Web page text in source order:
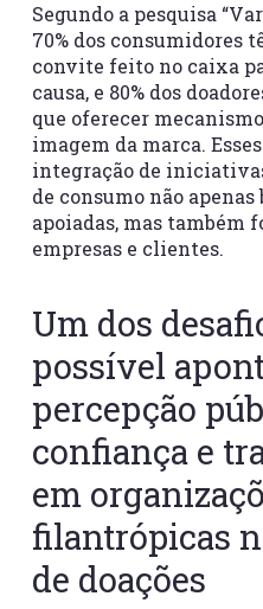
Segundo a pesquisa
70% dos consumidores
convite feito no caixa
causa, e 80% dos
que oferecer
imagem da marca.
integração de
de consumo não
apoiadas, mas também
empresas e clientes.
Um dos
possível
percepção
confiança e
em
filantrópicas
de doações